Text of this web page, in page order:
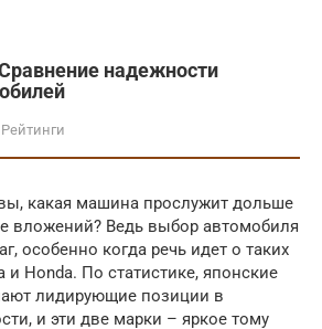
надежности
Рейтинги
какая машина прослужит дольше
вложений? Ведь выбор автомобиля
особенно когда речь идет о таких
и Honda. По статистике, японские
лидирующие позиции в
и эти две марки – яркое тому